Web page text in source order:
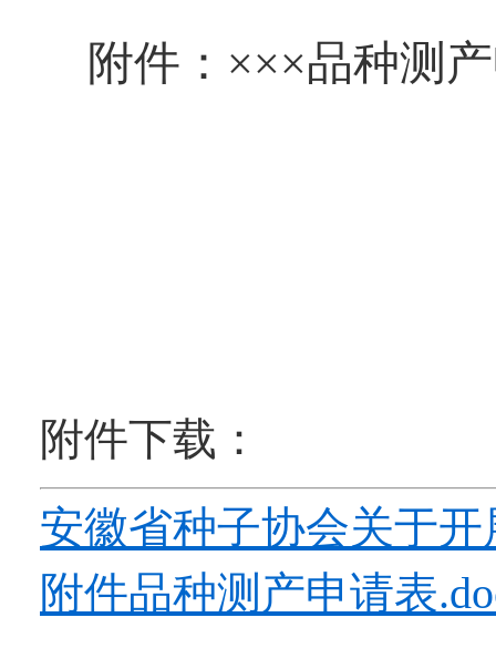
附件：×××品种测
附件下载：
安徽省种子协会关于
附件品种测产申请表